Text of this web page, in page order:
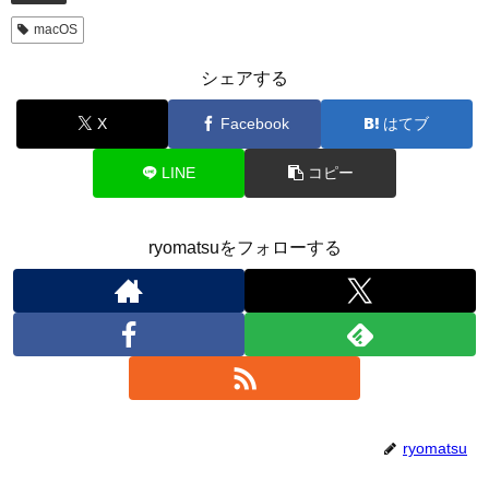
macOS
シェアする
X Facebook はてブ
LINE コピー
ryomatsuをフォローする
ryomatsu